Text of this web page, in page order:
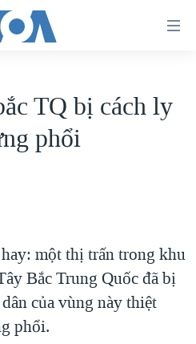
TQ bị cách ly
phổi
một thị trấn trong khu
Bắc Trung Quốc đã bị
của vùng này thiệt
phổi.